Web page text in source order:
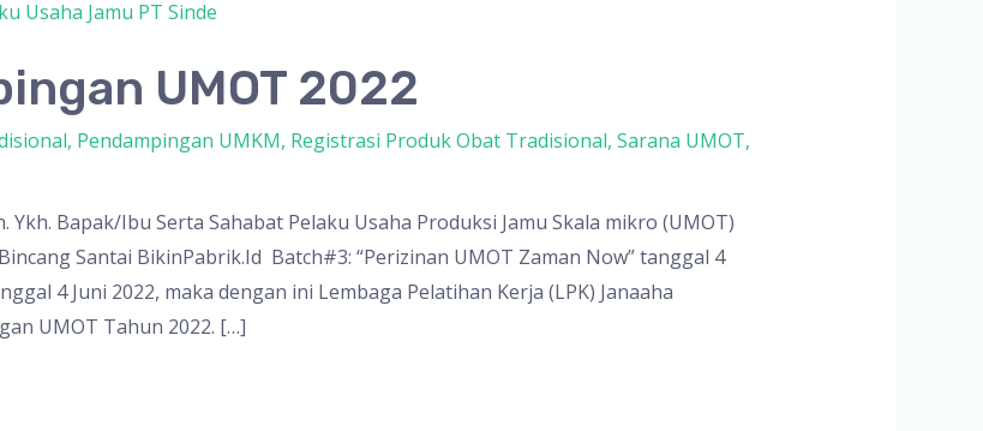
UMOT 2022
, Pendampingan UMKM, Registrasi Produk Obat Tradisional, Sarana UMOT,
Bapak/Ibu Serta Sahabat Pelaku Usaha Produksi Jamu Skala mikro (UMOT)
Santai BikinPabrik.Id Batch#3: “Perizinan UMOT Zaman Now” tanggal 4
4 Juni 2022, maka dengan ini Lembaga Pelatihan Kerja (LPK) Janaaha
UMOT Tahun 2022. […]